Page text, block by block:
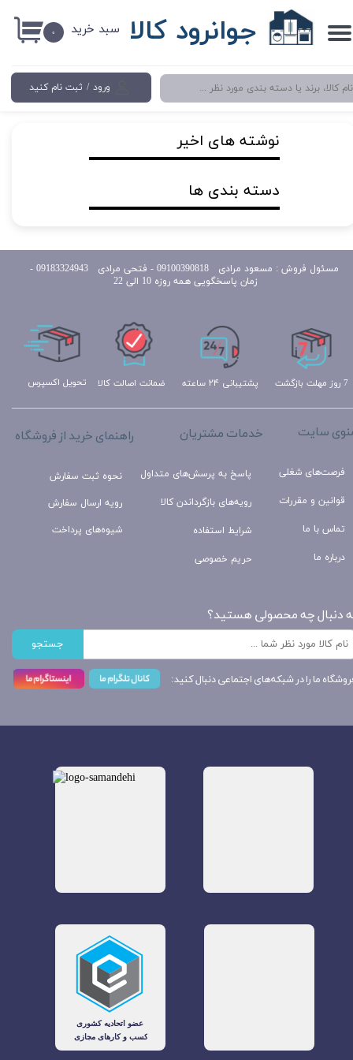
جوانرود کالا
ورود / ثبت نام کنید
حساب کاربری من
تغییر گذر واژه
سفارشات
خروج از حساب کاربری
۰ سبد خرید
نوشته های اخیر
دسته بندی ها
تحویل اکسپرس پشتیبانی ۲۴ ساعته 7 روز مهلت بازگشت ضمانت اصالت کالا
راهنمای خرید از فروشگاه
نحوه ثبت سفارش
رویه ارسال سفارش
شیوه‌های پرداخت
خدمات مشتریان
پاسخ به پرسش‌های متداول
رویه‌های بازگرداندن کالا
شرایط استفاده
حریم خصوصی
سایت
فرصت‌های شغلی
قوانین و مقررات
تماس با ما
درباره ما
دنبال چه محصولی هستید؟
جستجو
ما را در شبکه‌های اجتماعی دنبال کنید:
مسئول
فروش : مسعود مرادی 09100390818​​​​​​​ ​​​​​​​- فتحی مرادی 09183324943 -
زمان پاسخگویی همه روزه 10 الی 22